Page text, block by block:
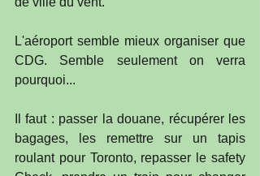
L'aéroport semble mieux organiser que
CDG. Semble seulement on verra
pourquoi...
Il faut : passer la douane, récupérer les
bagages, les remettre sur un tapis
roulant pour Toronto, repasser le safety